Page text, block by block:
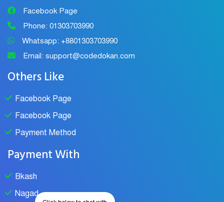
Facebook Page
Phone: 01303703990
Whatsapp: +8801303703990
Email: support@codedokan.com
Others Like
Facebook Page
Facebook Page
Payment Method
Payment With
Bkash
Nagad